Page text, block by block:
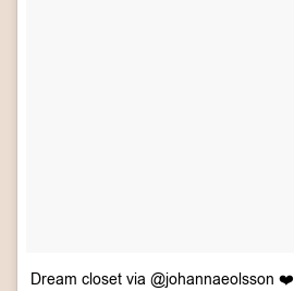
Dream closet via @johannaeolsson ❤️